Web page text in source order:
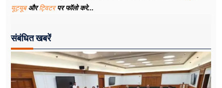
यूट्यूबऔरट्विटरपर फॉलो करे...
संबंधित खबरें